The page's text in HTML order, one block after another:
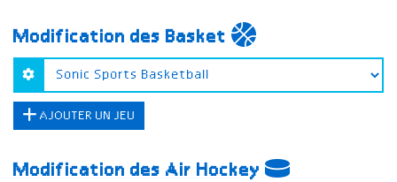
Modification des Basket
AJOUTER UN JEU
Modification des Air Hockey